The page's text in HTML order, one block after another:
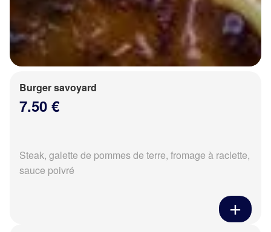
Burger savoyard
7.50 €
Steak, galette de pommes de terre, fromage à raclette,
sauce poivré